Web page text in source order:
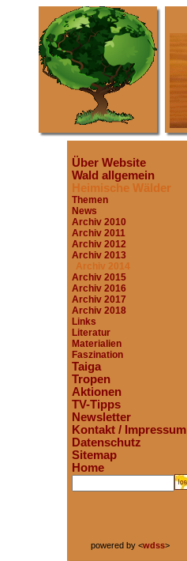
Über Website
Wald allgemein
Heimische Wälder
Themen
News
Archiv 2010
Archiv 2011
Archiv 2012
Archiv 2013
Archiv 2014
Archiv 2015
Archiv 2016
Archiv 2017
Archiv 2018
Links
Literatur
Materialien
Faszination
Taiga
Tropen
Aktionen
TV-Tipps
Newsletter
Kontakt / Impressum
Datenschutz
Sitemap
Home
powered by <wdss>